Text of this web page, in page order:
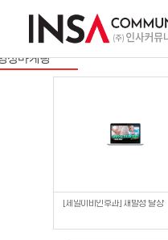
영상마케팅
이트/모바일
디지털마케
상마케팅
[제일이비인후과] 재발성 탈장